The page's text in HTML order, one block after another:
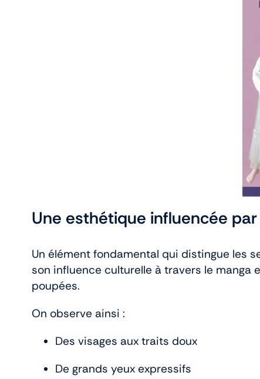
Une esthétique influencée
Un élément fondamental qui distingue les
son influence culturelle à travers le manga
poupées.
On observe ainsi :
Des visages aux traits doux
De grands yeux expressifs